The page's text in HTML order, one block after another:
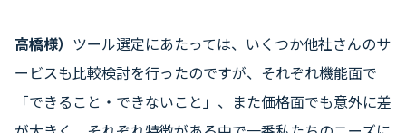
高橋様） ツール選定にあたっては、いくつか他社さんのサ
ービスも比較検討を行ったのですが、それぞれ機能面で
「できること・できないこと」、また価格面でも意外に差